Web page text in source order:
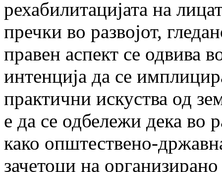
рехабилитацијата на
пречки во развојот,
правен аспект се одвива
интенција да се
практични искуства од
е да се одбележи дека во
како општествено-
зачетоци на